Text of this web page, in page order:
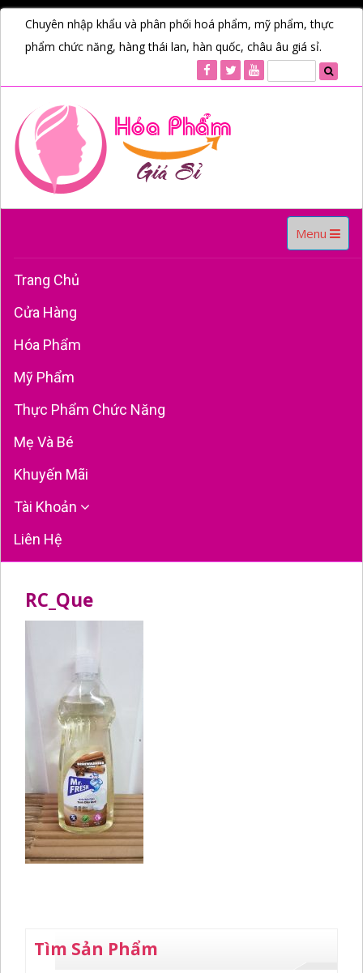
Chuyên nhập khẩu và phân phối hoá phẩm, mỹ phẩm, thực
phẩm chức năng, hàng thái lan, hàn quốc, châu âu giá sỉ.
Toggle
navigation
Menu
Trang Chủ
Cửa Hàng
Hóa Phẩm
Mỹ Phẩm
Thực Phẩm Chức Năng
Mẹ Và Bé
Khuyến Mãi
Tài Khoản
Liên Hệ
RC_Que
Tìm Sản Phẩm